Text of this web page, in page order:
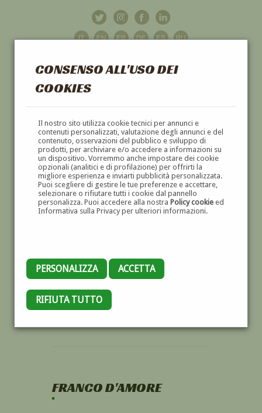
CONSENSO ALL'USO DEI
COOKIES
Il nostro sito utilizza cookie tecnici per annunci e
contenuti personalizzati, valutazione degli annunci e del
contenuto, osservazioni del pubblico e sviluppo di
prodotti, per archiviare e/o accedere a informazioni su
un dispositivo. Vorremmo anche impostare dei cookie
opzionali (analitici e di profilazione) per offrirti la
migliore esperienza e inviarti pubblicità personalizzata.
Puoi scegliere di gestire le tue preferenze e accettare,
selezionare o rifiutare tutti i cookie dal pannello
personalizza. Puoi accedere alla nostra Policy cookieed
Informativa sulla Privacy per ulteriori informazioni.
PERSONALIZZA ACCETTA
RIFIUTA TUTTO
GALLERIAD'ARTE
DIPINTI E SCULTURE '800 E '900
FRANCO D'AMORE